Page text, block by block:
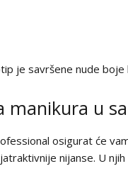
je savršene nude
manikura u
osigurat će
nijanse. U